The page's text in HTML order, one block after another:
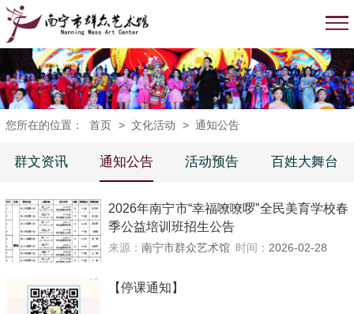
您所在的位置： 首页 > 文化活动 > 通知公告
群文资讯 通知公告 活动预告 百姓大舞台
2026年南宁市“幸福嘹嘹啰”全民美育学校春
季公益培训班招生公告
来源：南宁市群众艺术馆 时间： 2026-02-28
【停课通知】 ​